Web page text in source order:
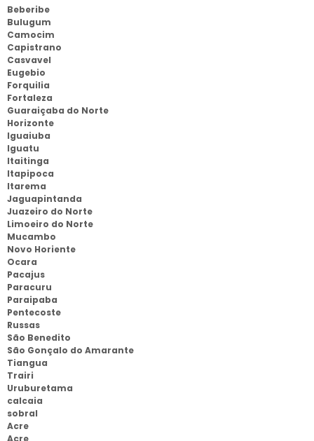
Beberibe
Bulugum
Camocim
Capistrano
Casvavel
Eugebio
Forquilia
Fortaleza
Guaraiçaba do Norte
Horizonte
Iguaiuba
Iguatu
Itaitinga
Itapipoca
Itarema
Jaguapintanda
Juazeiro do Norte
Limoeiro do Norte
Mucambo
Novo Horiente
Ocara
Pacajus
Paracuru
Paraipaba
Pentecoste
Russas
São Benedito
São Gonçalo do Amarante
Tiangua
Trairi
Uruburetama
calcaia
sobral
Acre
Acre